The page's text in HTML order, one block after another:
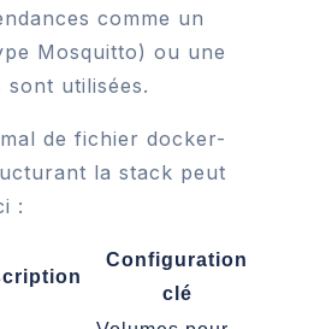
comme un
Mosquitto) ou une
sont utilisées.
de fichier docker-
la stack peut
:
Configuration
clé